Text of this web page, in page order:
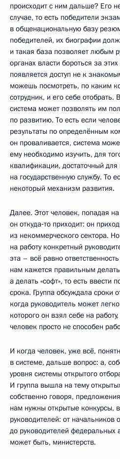
происходит с ним дальше? Его
случае, то есть победители
в общенациональную базу
победителей, их биографии
и такая база позволяет любым
органах власти бороться за
появляется доступ не к
можешь посмотреть, по каким
сотрудник, и его себе
система может позволять им
по развитию. То есть если
результаты по определённым
он проваливается, система
ему необходимо изучить, для
квалификации, достаточный для
на государственную службу. То
некоторый механизм развития.
Далее. Этот человек, попадая на
он откуда‑то приходит: он
из некоммерческого сектора.
на работу конкретный
эта – всё равно
нам кажется правильным
а делать «софт», то есть ввести
срока. Группа обсуждала сроки
когда руководитель может
которого он взял себе на
человек просто не способен
И когда человек, уже всё,
в системе, дальше вопрос: а,
уровня системы открытого
И группа вышла на тему
собственно говоря,
нам нужны открытые конкурсы,
руководителей: от начальников
до руководителей федеральных
может быть, министерств.